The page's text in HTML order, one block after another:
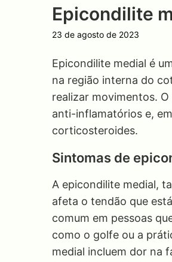
Epicondilite
23 de agosto de 2023
Epicondilite medial é
na região interna do
realizar movimentos.
anti-inflamatórios e,
corticosteroides.
Sintomas de
A epicondilite medial,
afeta o tendão que
comum em pessoas
como o golfe ou a
medial incluem dor na